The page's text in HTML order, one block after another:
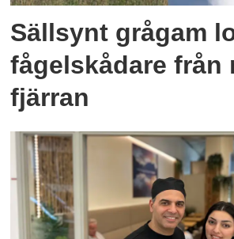
Sällsynt grågam
fågelskådare från
fjärran